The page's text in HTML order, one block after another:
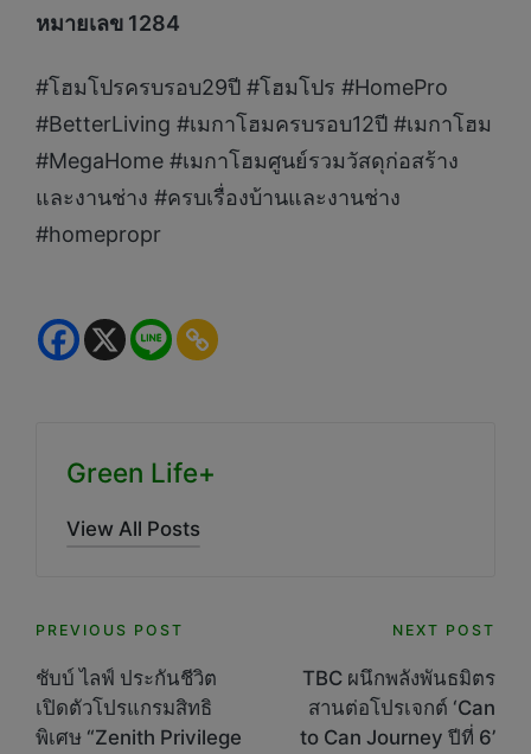
หมายเลข 1284
#โฮมโปรครบรอบ29ปี #โฮมโปร #HomePro
#BetterLiving #เมกาโฮมครบรอบ12ปี #เมกาโฮม
#MegaHome #เมกาโฮมศูนย์รวมวัสดุก่อสร้าง
และงานช่าง #ครบเรื่องบ้านและงานช่าง
#homepropr
Green Life+
View All Posts
Post
navigation
PREVIOUS POST
ชับบ์ ไลฟ์ ประกันชีวิต
เปิดตัวโปรแกรมสิทธิ
พิเศษ “Zenith Privilege
NEXT POST
TBC ผนึกพลังพันธมิตร
สานต่อโปรเจกต์ ‘Can
to Can Journey ปีที่ 6’